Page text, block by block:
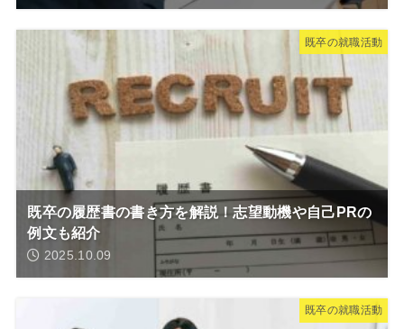
既卒の就職活動
既卒の履歴書の書き方を解説！志望動機や自己PRの
例文も紹介
2025.10.09
既卒の就職活動